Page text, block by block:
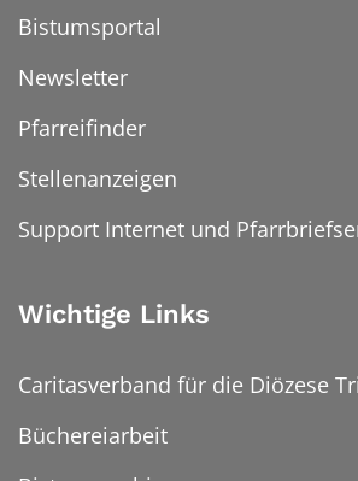
Bistumsportal
Newsletter
Pfarreifinder
Stellenanzeigen
Support Internet und
Wichtige Links
Caritasverband für die Diözese
Büchereiarbeit